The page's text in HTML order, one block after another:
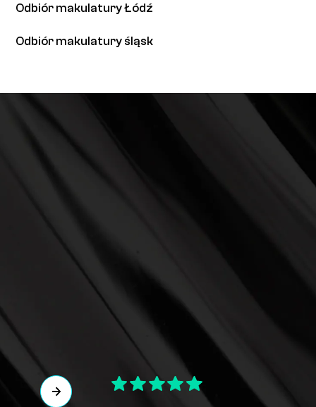
Odbiór makulatury Łódź
Odbiór makulatury śląsk